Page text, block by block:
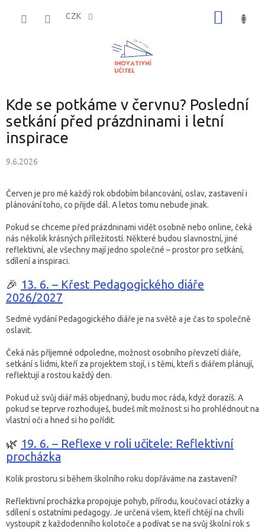
CZK
Kde se potkáme v červnu? Poslední
setkání před prázdninami i letní
inspirace
9.6.2026
Červen je pro mě každý rok obdobím bilancování, oslav, zastavení i
plánování toho, co přijde dál. A letos tomu nebude jinak.
Pokud se chceme před prázdninami vidět osobně nebo online, čeká
nás několik krásných příležitostí. Některé budou slavnostní, jiné
reflektivní, ale všechny mají jedno společné – prostor pro setkání,
sdílení a inspiraci.
🎉 13. 6. – Křest Pedagogického diáře
2026/2027
Sedmé vydání Pedagogického diáře je na světě a je čas to společně
oslavit.
Čeká nás příjemné odpoledne, možnost osobního převzetí diáře,
setkání s lidmi, kteří za projektem stojí, i s těmi, kteří s diářem plánují,
reflektují a rostou každý den.
Pokud už svůj diář máš objednaný, budu moc ráda, když dorazíš. A
pokud se teprve rozhoduješ, budeš mít možnost si ho prohlédnout na
vlastní oči a hned si ho pořídit.
🌿 19. 6. – Reflexe v roli učitele: Reflektivní
procházka
Kolik prostoru si během školního roku dopřáváme na zastavení?
Reflektivní procházka propojuje pohyb, přírodu, koučovací otázky a
sdílení s ostatními pedagogy. Je určená všem, kteří chtějí na chvíli
vystoupit z každodenního kolotoče a podívat se na svůj školní rok s